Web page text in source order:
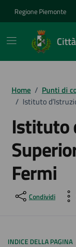
Regione Piemonte
Home / Punti di
/ Istituto
Istituto
Fermi
Condividi
INDICE DELLA PAGINA